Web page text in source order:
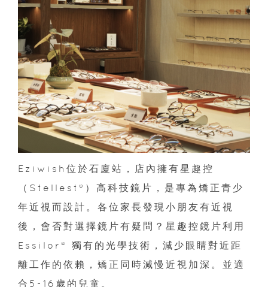
Eziwish位於石廈站，店內擁有星趣控
（Stellest®）高科技鏡片，是專為矯正青少
年近視而設計。各位家長發現小朋友有近視
後，會否對選擇鏡片有疑問？星趣控鏡片利用
Essilor® 獨有的光學技術，減少眼睛對近距
離工作的依賴，矯正同時減慢近視加深。並適
合5-16歲的兒童。